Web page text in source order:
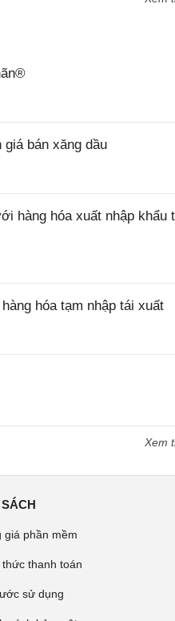
bán xăng dầu
hàng hóa xuất nhập khẩu
hóa tạm nhập tái xuất
Xem
giá phần mềm
thức thanh toán
sử dụng